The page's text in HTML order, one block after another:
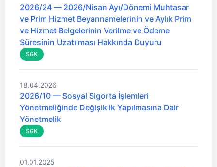
2026/24 — 2026/Nisan Ayı/Dönemi Muhtasar
ve Prim Hizmet Beyannamelerinin ve Aylık Prim
ve Hizmet Belgelerinin Verilme ve Ödeme
Süresinin Uzatılması Hakkında Duyuru
SGK
18.04.2026
2026/10 — Sosyal Sigorta İşlemleri
Yönetmeliğinde Değişiklik Yapılmasına Dair
Yönetmelik
SGK
01.01.2025